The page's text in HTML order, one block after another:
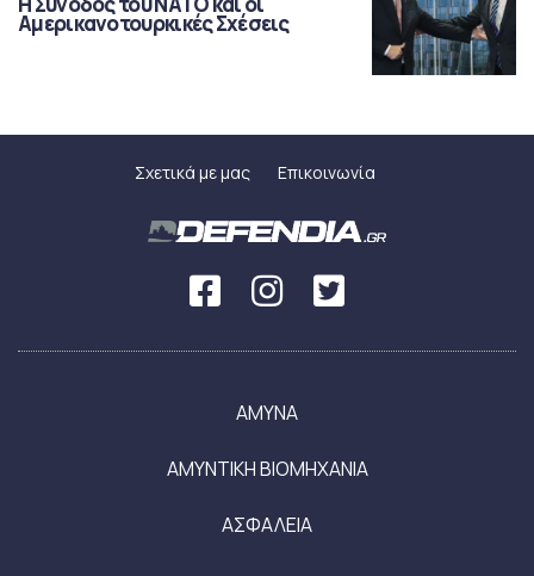
Αμερικανοτουρκικές Σχέσεις
Σχετικά με μας Επικοινωνία
ΑΜΥΝΑ
ΑΜΥΝΤΙΚΗ ΒΙΟΜΗΧΑΝΙΑ
ΑΣΦΑΛΕΙΑ